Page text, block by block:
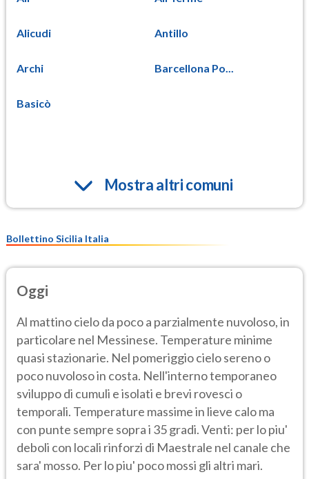
Alicudi Antillo
Archi Barcellona Po...
Basicò
Mostra altri comuni
Bollettino Sicilia Italia
Oggi
Al mattino cielo da poco a parzialmente nuvoloso, in
particolare nel Messinese. Temperature minime
quasi stazionarie. Nel pomeriggio cielo sereno o
poco nuvoloso in costa. Nell'interno temporaneo
sviluppo di cumuli e isolati e brevi rovesci o
temporali. Temperature massime in lieve calo ma
con punte sempre sopra i 35 gradi. Venti: per lo piu'
deboli con locali rinforzi di Maestrale nel canale che
sara' mosso. Per lo piu' poco mossi gli altri mari.